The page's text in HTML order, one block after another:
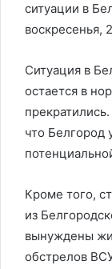
ситуации в
воскресенья,
Ситуация в
остается в
что Белгород
Кроме того,
из
вынуждены
обстрелов